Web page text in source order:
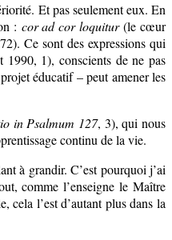
Et pas seulement eux. En
: cor ad cor loquitur(le cœur
Ce sont des expressions qui
1990, 1), conscients de ne pas
éducatif – peut amener les
in Psalmum 127, 3), qui nous
continu de la vie.
à grandir. C’est pourquoi j’ai
comme l’enseigne le Maître
cela l’est d’autant plus dans la